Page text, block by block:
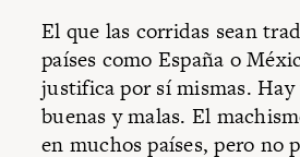
El que las corridas sean
países como España o
justifica por sí mismas.
buenas y malas. El
en muchos países, pero no